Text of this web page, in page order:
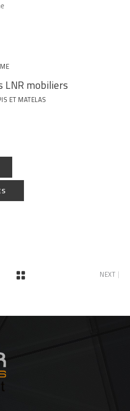
LNR mobiliers
ET MATELAS
NEXT